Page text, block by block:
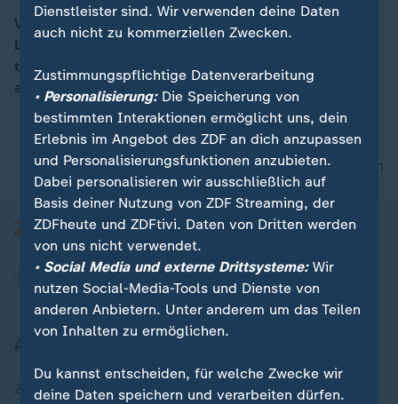
Vor 100 Jahren noch eine Kirchenbank, heute eine
Luxusgitarre: George Lowden baut Gitarren, die
tausende Euro kosten. Stars wie Ed Sheeran schwören
auf den besonderen Sound einer Lowden.
nach oben
Zuletzt veröffentlicht
Dienstleister sind. Wir verwenden deine Daten
auch nicht zu kommerziellen Zwecken.
Zustimmungspflichtige Datenverarbeitung
• Personalisierung:Die Speicherung von
bestimmten Interaktionen ermöglicht uns, dein
Erlebnis im Angebot des ZDF an dich anzupassen
und Personalisierungsfunktionen anzubieten.
Dabei personalisieren wir ausschließlich auf
Basis deiner Nutzung von ZDF Streaming, der
ZDFheute und ZDFtivi. Daten von Dritten werden
von uns nicht verwendet.
• Social Media und externe Drittsysteme:Wir
nutzen Social-Media-Tools und Dienste von
anderen Anbietern. Unter anderem um das Teilen
von Inhalten zu ermöglichen.
Du kannst entscheiden, für welche Zwecke wir
deine Daten speichern und verarbeiten dürfen.